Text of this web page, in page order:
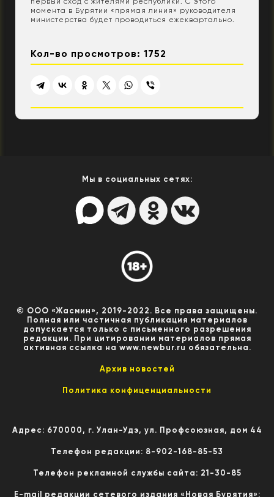
момента в Бурятии «прямая линия» руководителя
министерства будет проводиться ежеквартально.
Кол-во просмотров: 1752
Мы в социальных сетях:
© ООО «Жасмин», 2019-2022. Все права защищены.
Полная или частичная публикация материалов
допускается только с письменного разрешения
редакции. При цитировании материалов прямая
активная ссылка на www.newbur.ru обязательна.
Архив новостей
Политика конфиценциальности
Адрес: 670000, г. Улан-Удэ, ул. Профсоюзная, дом 44
Телефон редакции: 8-902-168-85-53
Телефон рекламной службы сайта: 21-30-85
E-mail редакции сетевого издания «Новая Бурятия»: